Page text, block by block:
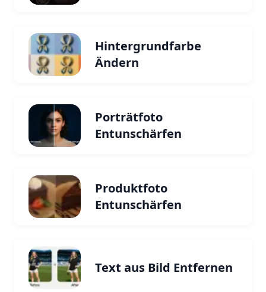
Hintergrundfarbe
Ändern
Porträtfoto
Entunschärfen
Produktfoto
Entunschärfen
Text aus Bild Entfernen